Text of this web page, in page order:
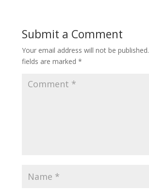
Submit a Comment
Your email address will not be published.
fields are marked *